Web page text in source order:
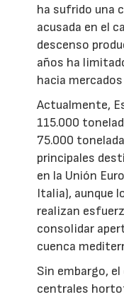
ha sufrido una
acusada en el
descenso
años ha
hacia
Actualmente,
115.000
75.000
principales
en la Unión
Italia), aunque
realizan
consolidar
cuenca
Sin embargo,
centrales